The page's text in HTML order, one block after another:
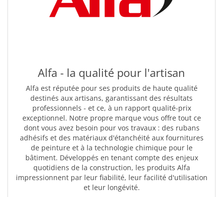
Alfa - la qualité pour l'artisan
Alfa est réputée pour ses produits de haute qualité
destinés aux artisans, garantissant des résultats
professionnels - et ce, à un rapport qualité-prix
exceptionnel. Notre propre marque vous offre tout ce
dont vous avez besoin pour vos travaux : des rubans
adhésifs et des matériaux d'étanchéité aux fournitures
de peinture et à la technologie chimique pour le
bâtiment. Développés en tenant compte des enjeux
quotidiens de la construction, les produits Alfa
impressionnent par leur fiabilité, leur facilité d'utilisation
et leur longévité.